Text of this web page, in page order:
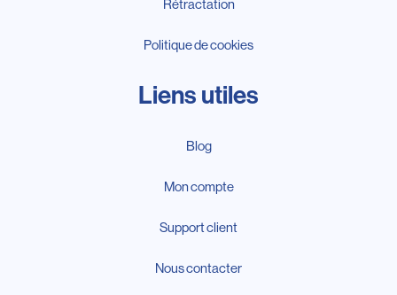
Rétractation
Politique de cookies
Liens utiles
Blog
Mon compte
Support client
Nous contacter